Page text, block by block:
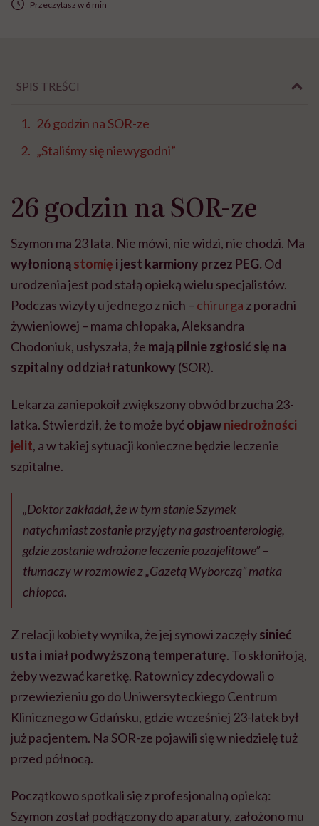
Przeczytasz w 6 min
SPIS TREŚCI
26 godzin na SOR-ze
„Staliśmy się niewygodni”
26 godzin na SOR-ze
Szymon ma 23 lata. Nie mówi, nie widzi, nie chodzi. Ma
wyłonionąstomię i jest karmiony przez PEG. Od
urodzenia jest pod stałą opieką wielu specjalistów.
Podczas wizyty u jednego z nich – chirurga z poradni
żywieniowej – mama chłopaka, Aleksandra
Chodoniuk, usłyszała, że mają pilnie zgłosić się na
szpitalny oddział ratunkowy (SOR).
Lekarza zaniepokoił zwiększony obwód brzucha 23-
latka. Stwierdził, że to może byćobjawniedrożności
jelit, a w takiej sytuacji konieczne będzie leczenie
szpitalne.
„Doktor zakładał, że w tym stanie Szymek
natychmiast zostanie przyjęty na gastroenterologię,
gdzie zostanie wdrożone leczenie pozajelitowe” –
tłumaczy w rozmowie z „Gazetą Wyborczą” matka
chłopca.
Z relacji kobiety wynika, że jej synowi zaczęłysinieć
usta i miał podwyższoną temperaturę. To skłoniło ją,
żeby wezwać karetkę. Ratownicy zdecydowali o
przewiezieniu go do Uniwersyteckiego Centrum
Klinicznego w Gdańsku, gdzie wcześniej 23-latek był
już pacjentem. Na SOR-ze pojawili się w niedzielę tuż
przed północą.
Początkowo spotkali się z profesjonalną opieką:
Szymon został podłączony do aparatury, założono mu